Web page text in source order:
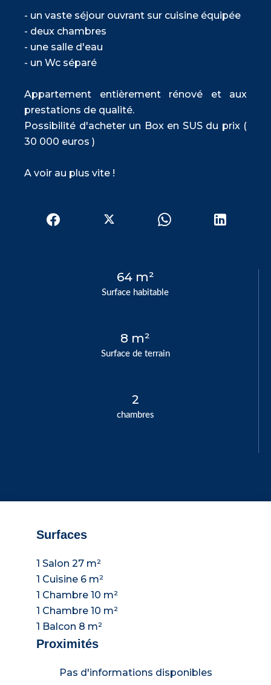
Surface habitable
64 m²
Surface de terrain
8 m²
chambres
2
- un vaste séjour ouvrant sur cuisine équipée
- deux chambres
- une salle d'eau
- un Wc séparé
Appartement entièrement rénové et aux
prestations de qualité.
Possibilité d'acheter un Box en SUS du prix (
30 000 euros )
A voir au plus vite !
Surfaces
1 Salon 27 m²
1 Cuisine 6 m²
1 Chambre 10 m²
1 Chambre 10 m²
1 Balcon 8 m²
Proximités
Pas d'informations disponibles